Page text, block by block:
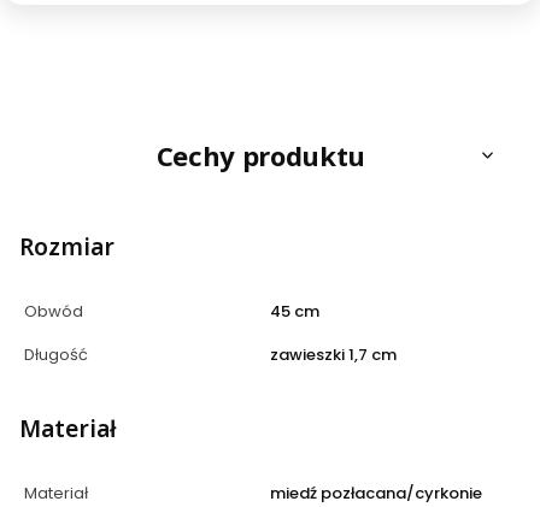
Cechy produktu
Rozmiar
Obwód
45 cm
Długość
zawieszki 1,7 cm
Materiał
Materiał miedź pozłacana/cyrkonie